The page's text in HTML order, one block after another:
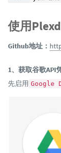
使用
Github地址：
1、获取谷歌API
先启用 Google